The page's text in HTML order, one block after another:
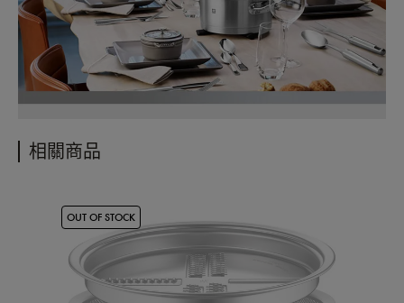
相關商品
OUT OF STOCK